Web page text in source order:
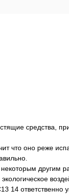
средства,
что оно реже
другим
14 ответственно